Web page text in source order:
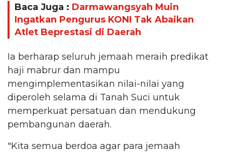
Baca Juga : Darmawangsyah Muin
Ingatkan Pengurus KONI Tak Abaikan
Atlet Beprestasi di Daerah
Ia berharap seluruh jemaah meraih predikat
haji mabrur dan mampu
mengimplementasikan nilai-nilai yang
diperoleh selama di Tanah Suci untuk
memperkuat persatuan dan mendukung
pembangunan daerah.
"Kita semua berdoa agar para jemaah